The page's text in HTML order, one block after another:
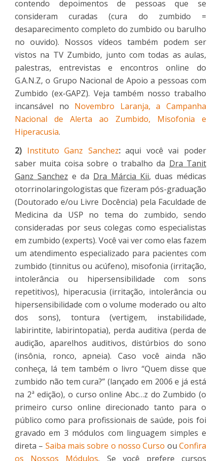
contendo depoimentos de pessoas que se
consideram curadas (cura do zumbido =
desaparecimento completo do zumbido ou barulho
no ouvido). Nossos vídeos também podem ser
vistos na TV Zumbido, junto com todas as aulas,
palestras, entrevistas e encontros online do
G.A.N.Z, o Grupo Nacional de Apoio a pessoas com
Zumbido (ex-GAPZ). Veja também nosso trabalho
incansável no Novembro Laranja, a Campanha
Nacional de Alerta ao Zumbido, Misofonia e
Hiperacusia.
2) Instituto Ganz Sanchez:aqui você vai poder
saber muita coisa sobre o trabalho da Dra Tanit
Ganz Sanchez e da Dra Márcia Kii, duas médicas
otorrinolaringologistas que fizeram pós-graduação
(Doutorado e/ou Livre Docência) pela Faculdade de
Medicina da USP no tema do zumbido, sendo
consideradas por seus colegas como especialistas
em zumbido (experts). Você vai ver como elas fazem
um atendimento especializado para pacientes com
zumbido (tinnitus ou acúfeno), misofonia (irritação,
intolerância ou hipersensibilidade com sons
repetitivos), hiperacusia (irritação, intolerância ou
hipersensibilidade com o volume moderado ou alto
dos sons), tontura (vertigem, instabilidade,
labirintite, labirintopatia), perda auditiva (perda de
audição, aparelhos auditivos, distúrbios do sono
(insônia, ronco, apneia). Caso você ainda não
conheça, lá tem também o livro “Quem disse que
zumbido não tem cura?” (lançado em 2006 e já está
na 2ª edição), o curso online Abc…z do Zumbido (o
primeiro curso online direcionado tanto para o
público como para profissionais de saúde, pois foi
gravado em 3 módulos com linguagem simples e
direta – Saiba mais sobre o nosso Curso ouConfira
os Nossos Módulos. Se você prefere cursos